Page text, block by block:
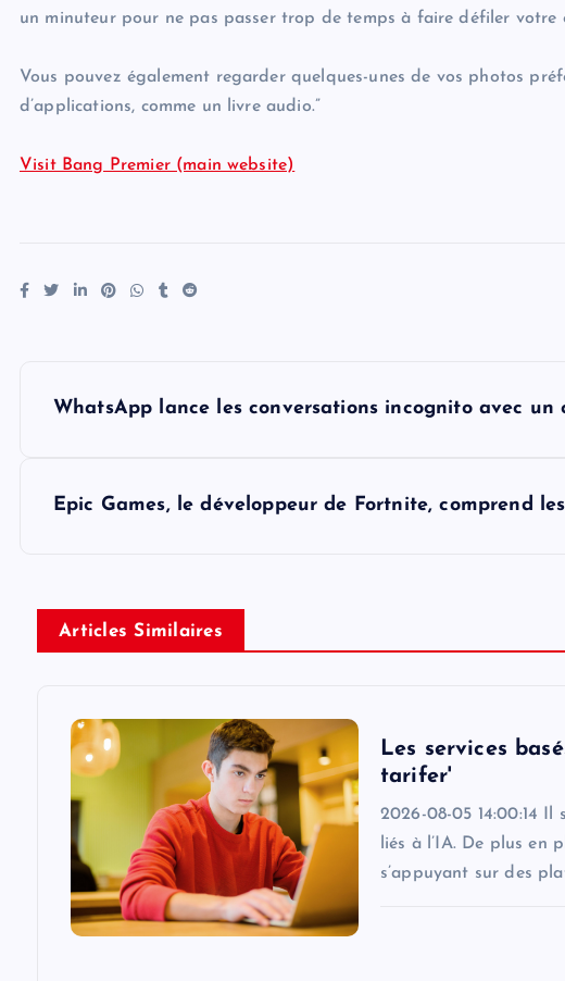
un minuteur pour ne pas passer trop de temps à faire défiler votre
Vous pouvez également regarder quelques-unes de vos photos
d’applications, comme un livre audio.”
Visit Bang Premier (main website)
WhatsApp lance les conversations incognito avec un
Epic Games, le développeur de Fortnite, comprend
Articles Similaires
Les services
tarifer'
2026-08-05 14:00:14 Il
liés à l’IA. De plus en
s’appuyant sur des